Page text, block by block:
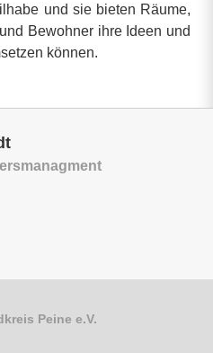
und sie bieten Räume,
Bewohner ihre Ideen und
können.
Peine e.V.